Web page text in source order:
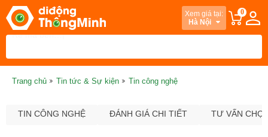
Xem giá tại:
Hà Nội
0
Trang chủ Tin tức & Sự kiện Tin công nghệ
TIN CÔNG NGHỆ ĐÁNH GIÁ CHI TIẾT TƯ VẤN